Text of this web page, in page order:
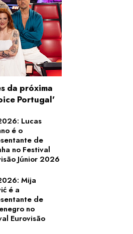
da próxima
Portugal'
Lucas
é o
de
no Festival
Júnior 2026
Mija
é a
de
no
Eurovisão